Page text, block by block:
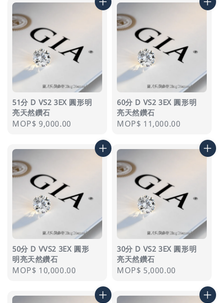
51分 D VS2 3EX 圓形明
亮天然鑽石
Regular
MOP$ 9,000.00
60分 D VS2 3EX 圓形明
亮天然鑽石
Regular
MOP$ 11,000.00
50分 D VVS2 3EX 圓形
明亮天然鑽石
Regular
MOP$ 10,000.00
30分 D VS2 3EX 圓形明
亮天然鑽石
Regular
MOP$ 5,000.00